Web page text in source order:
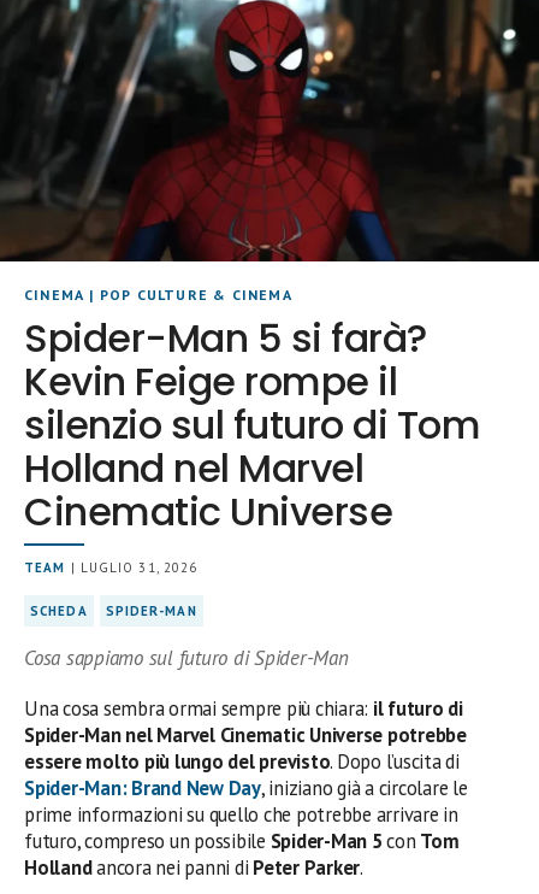
CINEMA | POP CULTURE & CINEMA
Spider-Man 5 si farà?
Kevin Feige rompe il
silenzio sul futuro di Tom
Holland nel Marvel
Cinematic Universe
TEAM | LUGLIO 31, 2026
SCHEDA SPIDER-MAN
Cosa sappiamo sul futuro di Spider-Man
Una cosa sembra ormai sempre più chiara: il futuro di
Spider-Man nel Marvel Cinematic Universe potrebbe
essere molto più lungo del previsto. Dopo l’uscita di
Spider-Man: Brand New Day, iniziano già a circolare le
prime informazioni su quello che potrebbe arrivare in
futuro, compreso un possibile Spider-Man 5con Tom
Hollandancora nei panni di Peter Parker.